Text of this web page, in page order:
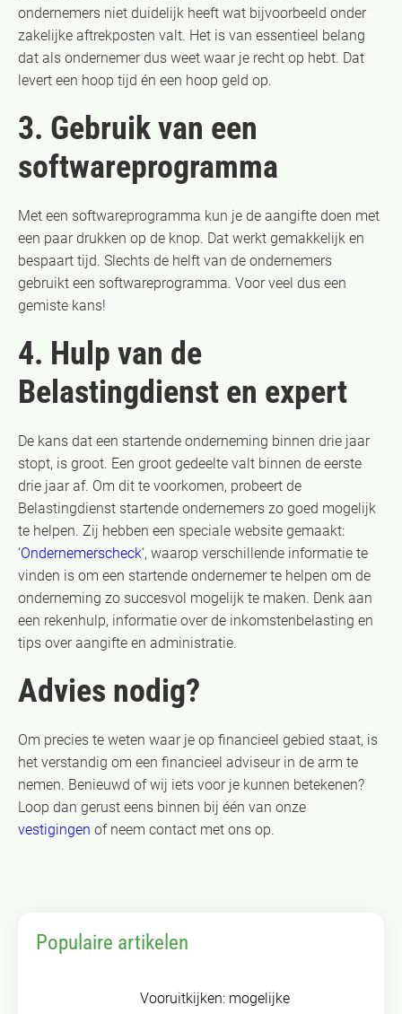
ondernemers niet duidelijk heeft wat bijvoorbeeld onder
zakelijke aftrekposten valt. Het is van essentieel belang
dat als ondernemer dus weet waar je recht op hebt. Dat
levert een hoop tijd én een hoop geld op.
3. Gebruik van een
softwareprogramma
Met een softwareprogramma kun je de aangifte doen met
een paar drukken op de knop. Dat werkt gemakkelijk en
bespaart tijd. Slechts de helft van de ondernemers
gebruikt een softwareprogramma. Voor veel dus een
gemiste kans!
4. Hulp van de
Belastingdienst en expert
De kans dat een startende onderneming binnen drie jaar
stopt, is groot. Een groot gedeelte valt binnen de eerste
drie jaar af. Om dit te voorkomen, probeert de
Belastingdienst startende ondernemers zo goed mogelijk
te helpen. Zij hebben een speciale website gemaakt:
‘Ondernemerscheck‘, waarop verschillende informatie te
vinden is om een startende ondernemer te helpen om de
onderneming zo succesvol mogelijk te maken. Denk aan
een rekenhulp, informatie over de inkomstenbelasting en
tips over aangifte en administratie.
Advies nodig?
Om precies te weten waar je op financieel gebied staat, is
het verstandig om een financieel adviseur in de arm te
nemen. Benieuwd of wij iets voor je kunnen betekenen?
Loop dan gerust eens binnen bij één van onze
vestigingen of neem contact met ons op.
Populaire artikelen
Vooruitkijken: mogelijke